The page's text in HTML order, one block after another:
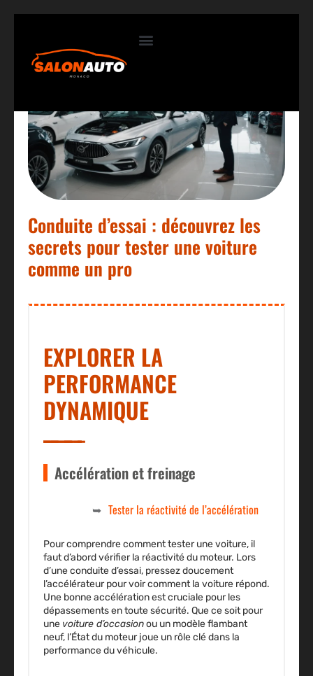
Conduite d’essai : découvrez les
secrets pour tester une voiture
comme un pro
EXPLORER LA
PERFORMANCE
DYNAMIQUE
Accélération et freinage
Tester la réactivité de l’accélération
Pour comprendre commenttester une voiture, il
faut d’abord vérifier la réactivité du moteur. Lors
d’une conduite d’essai, pressez doucement
l’accélérateur pour voir comment la voiture répond.
Une bonne accélération est cruciale pour les
dépassements en toute sécurité. Que ce soit pour
une voiture d’occasionou un modèle flambant
neuf, l’État du moteur joue un rôle clé dans la
performance du véhicule.